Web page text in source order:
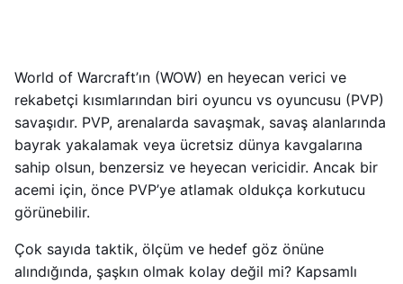
World of Warcraft’ın (WOW) en heyecan verici ve
rekabetçi kısımlarından biri oyuncu vs oyuncusu (PVP)
savaşıdır. PVP, arenalarda savaşmak, savaş alanlarında
bayrak yakalamak veya ücretsiz dünya kavgalarına
sahip olsun, benzersiz ve heyecan vericidir. Ancak bir
acemi için, önce PVP’ye atlamak oldukça korkutucu
görünebilir.
Çok sayıda taktik, ölçüm ve hedef göz önüne
alındığında, şaşkın olmak kolay değil mi? Kapsamlı